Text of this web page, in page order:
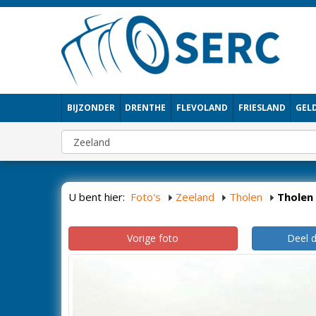
BIJZONDER DRENTHE FLEVOLAND FRIESLAND
U bent hier: Foto's Zeeland Tholen Tholen
Vorige foto Deel